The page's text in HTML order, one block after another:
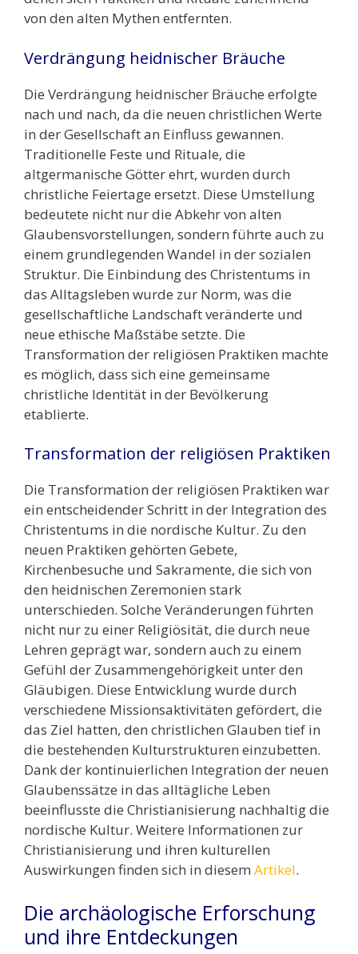
von den alten Mythen entfernten.
Verdrängung heidnischer Bräuche
Die Verdrängung heidnischer Bräuche erfolgte
nach und nach, da die neuen christlichen Werte
in der Gesellschaft an Einfluss gewannen.
Traditionelle Feste und Rituale, die
altgermanische Götter ehrt, wurden durch
christliche Feiertage ersetzt. Diese Umstellung
bedeutete nicht nur die Abkehr von alten
Glaubensvorstellungen, sondern führte auch zu
einem grundlegenden Wandel in der sozialen
Struktur. Die Einbindung des Christentums in
das Alltagsleben wurde zur Norm, was die
gesellschaftliche Landschaft veränderte und
neue ethische Maßstäbe setzte. Die
Transformation der religiösen Praktiken machte
es möglich, dass sich eine gemeinsame
christliche Identität in der Bevölkerung
etablierte.
Transformation der religiösen Praktiken
Die Transformation der religiösen Praktiken war
ein entscheidender Schritt in der Integration des
Christentums in die nordische Kultur. Zu den
neuen Praktiken gehörten Gebete,
Kirchenbesuche und Sakramente, die sich von
den heidnischen Zeremonien stark
unterschieden. Solche Veränderungen führten
nicht nur zu einer Religiösität, die durch neue
Lehren geprägt war, sondern auch zu einem
Gefühl der Zusammengehörigkeit unter den
Gläubigen. Diese Entwicklung wurde durch
verschiedene Missionsaktivitäten gefördert, die
das Ziel hatten, den christlichen Glauben tief in
die bestehenden Kulturstrukturen einzubetten.
Dank der kontinuierlichen Integration der neuen
Glaubenssätze in das alltägliche Leben
beeinflusste die Christianisierung nachhaltig die
nordische Kultur. Weitere Informationen zur
Christianisierung und ihren kulturellen
Auswirkungen finden sich in diesem Artikel.
Die archäologische Erforschung
und ihre Entdeckungen